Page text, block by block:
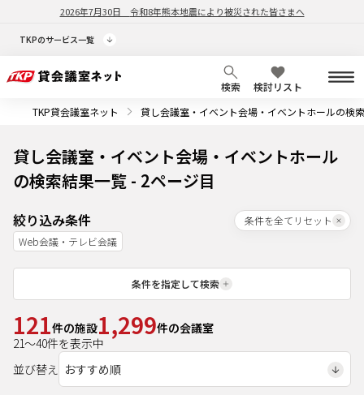
2026年7月30日 令和8年熊本地震により被災された皆さまへ
TKPのサービス一覧
検索
検討リスト
TKP貸会議室ネット
貸し会議室・イベント会場・イベントホールの検
貸し会議室・イベント会場・イベントホール
の検索結果一覧 - 2ページ目
絞り込み条件
条件を全てリセット
Web会議・テレビ会議
条件を指定して検索
121件の施設1,299件の会議室
21～40件を表示中
並び替え